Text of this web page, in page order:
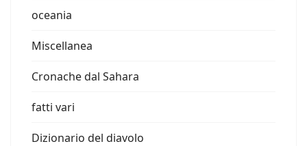
oceania
Miscellanea
Cronache dal Sahara
fatti vari
Dizionario del diavolo